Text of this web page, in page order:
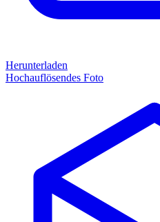
Herunterladen
Hochauflösendes Foto